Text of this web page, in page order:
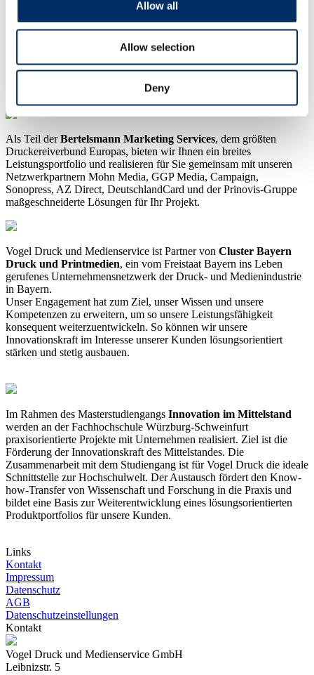
Allow all
Allow selection
Deny
Gemeinsam sind wir stark
Im Zusammenschluss mit internen und externen Netzwerkpartnern
Als Teil derBertelsmann Marketing Services, dem größten
Druckereiverbund Europas, bieten wir Ihnen ein breites
Leistungsportfolio und realisieren für Sie gemeinsam mit unseren
Netzwerkpartnern Mohn Media, GGP Media, Campaign,
Sonopress, AZ Direct, DeutschlandCard und der Prinovis-Gruppe
maßgeschneiderte Lösungen für Ihr Projekt.
Vogel Druck und Medienservice ist Partner von Cluster Bayern
Druck und Printmedien, ein vom Freistaat Bayern ins Leben
gerufenes Unternehmensnetzwerk der Druck- und Medienindustrie
in Bayern.
Unser Engagement hat zum Ziel, unser Wissen und unsere
Kompetenzen zu erweitern, um so unsere Leistungsfähigkeit
konsequent weiterzuentwickeln. So können wir unsere
Innovationskraft im Interesse unserer Kunden lösungsorientiert
stärken und stetig ausbauen.
Im Rahmen des Masterstudiengangs Innovation im Mittelstand
werden an der Fachhochschule Würzburg-Schweinfurt
praxisorientierte Projekte mit Unternehmen realisiert. Ziel ist die
Förderung der Innovationskraft des Mittelstandes. Die
Zusammenarbeit mit dem Studiengang ist für Vogel Druck die ideale
Schnittstelle zur Hochschulwelt. Der Austausch fördert den Know-
how-Transfer von Wissenschaft und Forschung in die Praxis und
bildet eine Basis zur Weiterentwicklung eines lösungsorientierten
Produktportfolios für unsere Kunden.
Links
Kontakt
Impressum
Datenschutz
AGB
Datenschutzeinstellungen
Kontakt
Vogel Druck und Medienservice GmbH
Leibnizstr. 5